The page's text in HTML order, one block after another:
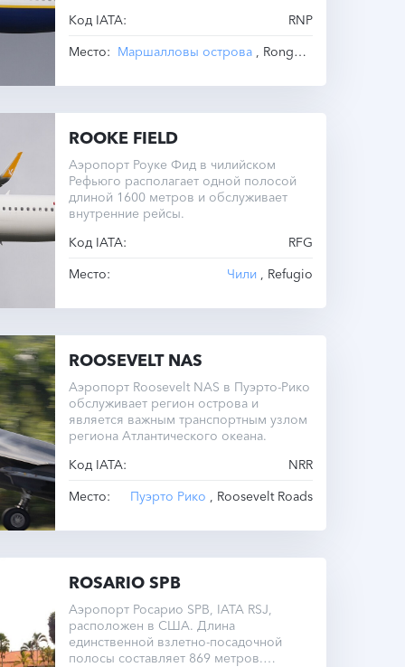
Код IATA:
RNP
Место: Маршалловы острова , Rongelap Island
ROOKE FIELD
Аэропорт Роуке Фид в чилийском
Рефьюго располагает одной полосой
длиной 1600 метров и обслуживает
внутренние рейсы.
Код IATA:
RFG
Место:
Чили , Refugio
ROOSEVELT NAS
Аэропорт Roosevelt NAS в Пуэрто-Рико
обслуживает регион острова и
является важным транспортным узлом
региона Атлантического океана.
Код IATA:
NRR
Место:
Пуэрто Рико , Roosevelt Roads
ROSARIO SPB
Аэропорт Росарио SPB, IATA RSJ,
расположен в США. Длина
единственной взлетно-посадочной
полосы составляет 869 метров.